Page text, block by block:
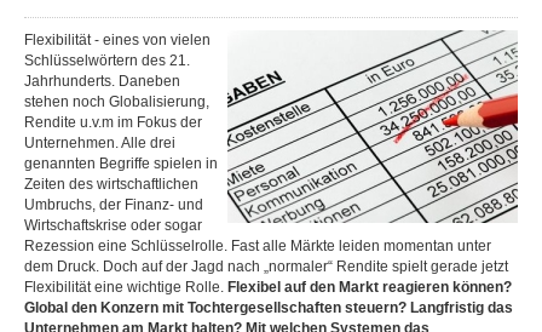
Flexibilität - eines von vielen
Schlüsselwörtern des 21.
Jahrhunderts. Daneben
stehen noch Globalisierung,
Rendite u.v.m im Fokus der
Unternehmen. Alle drei
genannten Begriffe spielen in
Zeiten des wirtschaftlichen
Umbruchs, der Finanz- und
Wirtschaftskrise oder sogar
Rezession eine Schlüsselrolle. Fast alle Märkte leiden momentan unter
dem Druck. Doch auf der Jagd nach „normaler“ Rendite spielt gerade jetzt
Flexibilität eine wichtige Rolle. Flexibel auf den Markt reagieren können?
Global den Konzern mit Tochtergesellschaften steuern? Langfristig das
Unternehmen am Markt halten? Mit welchen Systemen das